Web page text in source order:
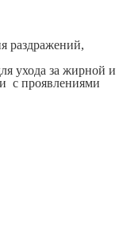
раздражений,
ухода за жирной и
с проявлениями